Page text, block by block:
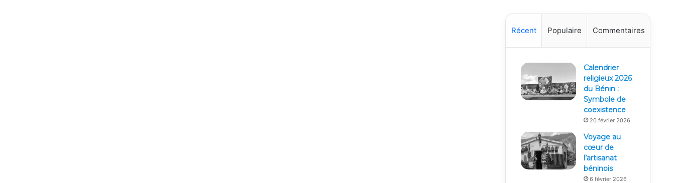
Récent Populaire Commentaires
Calendrier
religieux 2026
du Bénin :
Symbole de
coexistence
20 février 2026
Voyage au
cœur de
l’artisanat
béninois
6 février 2026